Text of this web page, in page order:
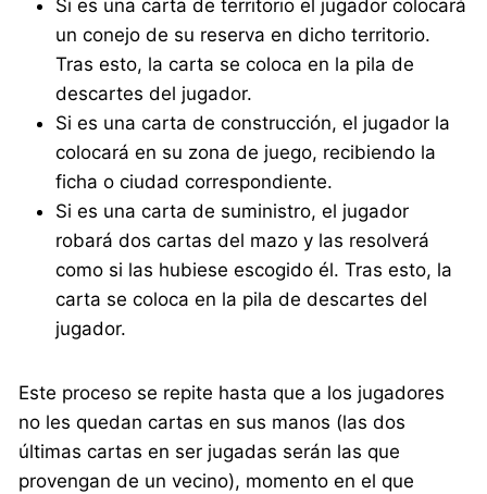
Si es una carta de territorio el jugador colocará
un conejo de su reserva en dicho territorio.
Tras esto, la carta se coloca en la pila de
descartes del jugador.
Si es una carta de construcción, el jugador la
colocará en su zona de juego, recibiendo la
ficha o ciudad correspondiente.
Si es una carta de suministro, el jugador
robará dos cartas del mazo y las resolverá
como si las hubiese escogido él. Tras esto, la
carta se coloca en la pila de descartes del
jugador.
Este proceso se repite hasta que a los jugadores
no les quedan cartas en sus manos (las dos
últimas cartas en ser jugadas serán las que
provengan de un vecino), momento en el que